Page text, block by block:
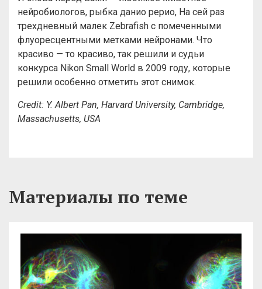
нейробиологов, рыбка данио рерио, На сей раз
трехдневный малек Zebrafish с помеченными
флуоресцентными метками нейронами. Что
красиво — то красиво, так решили и судьи
конкурса Nikon Small World в 2009 году, которые
решили особенно отметить этот снимок.
Credit: Y. Albert Pan, Harvard University, Cambridge,
Massachusetts, USA
Материалы по теме